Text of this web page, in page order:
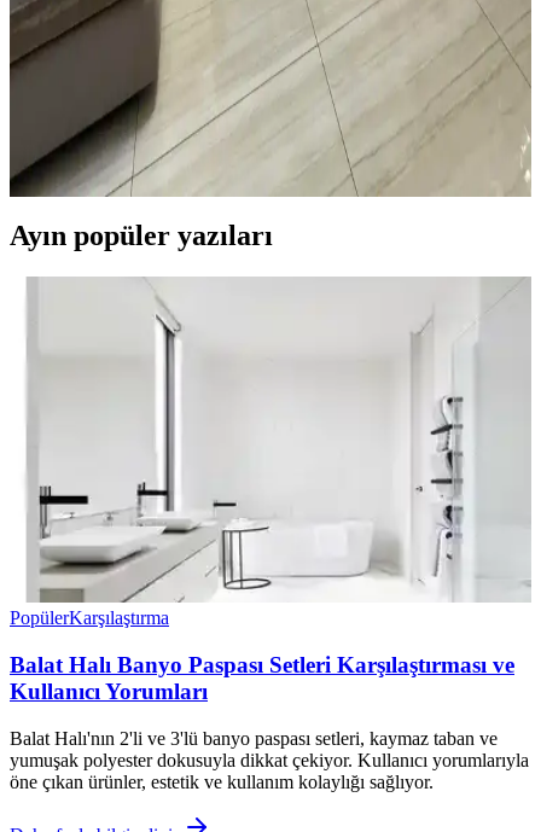
Oturma Odası Dekorasyonunda Büyük Mobilya
Değişikliği Olmadan Mekân Yenileme Yöntemleri
Oturma odasında büyük mobilyalar değiştirilmeden halı seçimi,
mobilya örtüleri, aydınlatma, duvar dekorasyonu ve bitkilerle
mekânın sıcaklığı ve estetiği artırılabilir. Katmanlı aydınlatma ve
yumuşak dokular ortamı tamamlar.
Ayın popüler yazıları
PopülerKarşılaştırma
Balat Halı Banyo Paspası Setleri Karşılaştırması ve
Kullanıcı Yorumları
Balat Halı'nın 2'li ve 3'lü banyo paspası setleri, kaymaz taban ve
yumuşak polyester dokusuyla dikkat çekiyor. Kullanıcı yorumlarıyla
öne çıkan ürünler, estetik ve kullanım kolaylığı sağlıyor.